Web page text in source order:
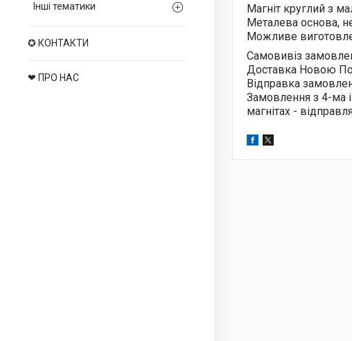
Інші тематики
✪ КОНТАКТИ
❤ ПРО НАС
Магніт круглий з
Металева основа,
Можливе
Самовивіз
Доставка Новою
Відправка
Замовлення з 4-ма
магнітах -